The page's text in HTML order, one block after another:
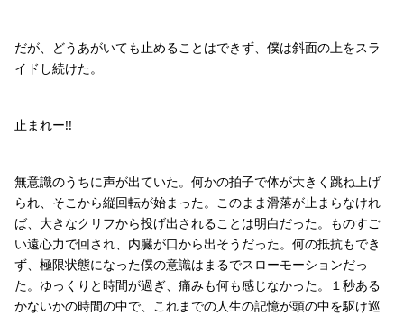
だが、どうあがいても止めることはできず、僕は斜面の上をスラ
イドし続けた。
止まれー!!
無意識のうちに声が出ていた。何かの拍子で体が大きく跳ね上げ
られ、そこから縦回転が始まった。このまま滑落が止まらなけれ
ば、大きなクリフから投げ出されることは明白だった。ものすご
い遠心力で回され、内臓が口から出そうだった。何の抵抗もでき
ず、極限状態になった僕の意識はまるでスローモーションだっ
た。ゆっくりと時間が過ぎ、痛みも何も感じなかった。１秒ある
かないかの時間の中で、これまでの人生の記憶が頭の中を駆け巡